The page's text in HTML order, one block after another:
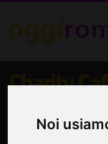
Noi
Charity
Nel fine settimana